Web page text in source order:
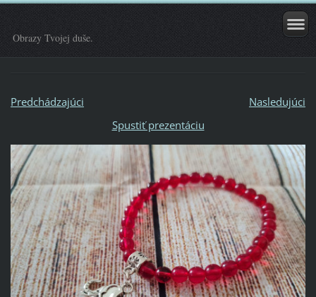
Obrazy Tvojej duše.
Predchádzajúci
Nasledujúci
Spustiť prezentáciu